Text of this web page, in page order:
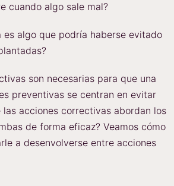
cuando algo sale mal?
algo que podría haberse evitado
son necesarias para que una
preventivas se centran en evitar
acciones correctivas abordan los
de forma eficaz? Veamos cómo
a desenvolverse entre acciones